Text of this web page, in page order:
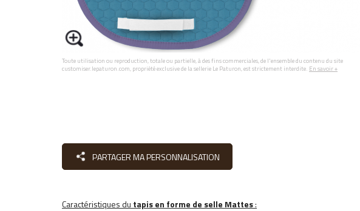
Toute utilisation ou reproduction, totale ou partielle, à des fins commerciales, de l'ensemble du contenu du site
customiser.lepaturon.com, propriété exclusive de la sellerie Le Paturon, est strictement interdite. En savoir +
PARTAGER MA PERSONNALISATION
Caractéristiques du tapis en forme de selle Mattes: